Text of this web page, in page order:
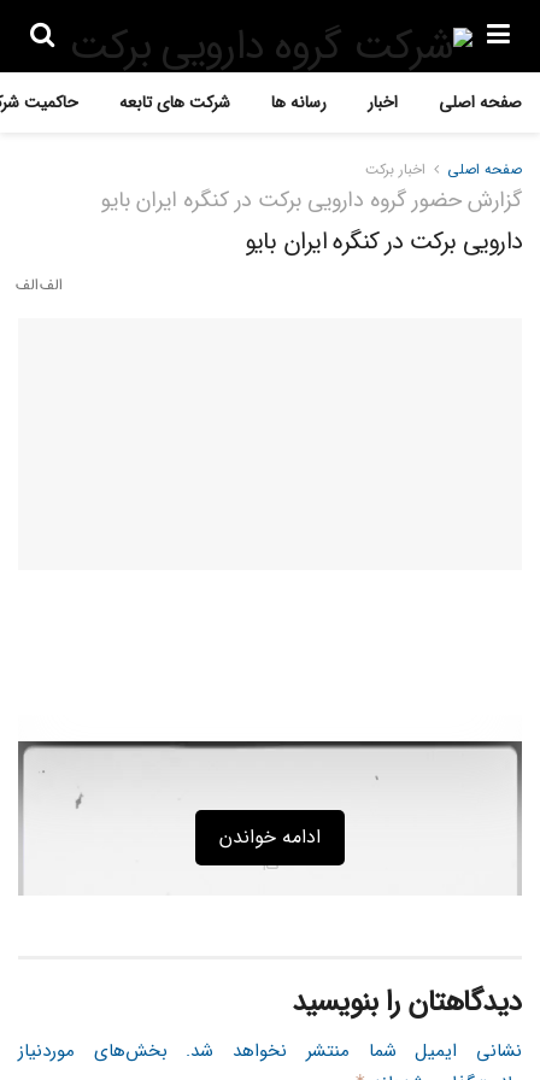
صفحه اصلی اخبار رسانه ها شرکت های تابعه حاکمیت
صفحه اصلی اخبار برکت
گزارش حضور گروه دارویی برکت در کنگره ایران بایو
دارویی برکت در کنگره ایران بایو
ادامه خواندن
دیدگاهتان را بنویسید
نشانی ایمیل شما منتشر نخواهد شد.
بخش‌های موردنیاز